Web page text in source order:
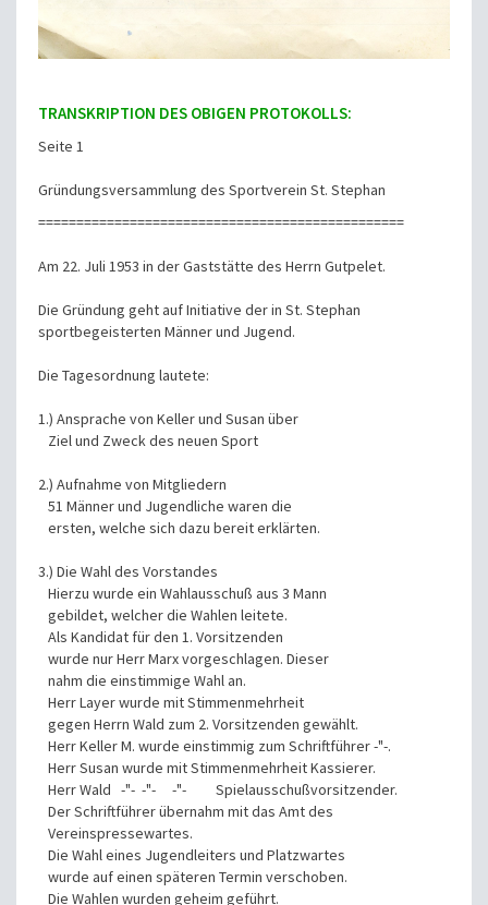
TRANSKRIPTION DES OBIGEN PROTOKOLLS:
Seite 1
Gründungsversammlung des Sportverein St. Stephan
================================================
Am 22. Juli 1953 in der Gaststätte des Herrn Gutpelet.
Die Gründung geht auf Initiative der in St. Stephan
sportbegeisterten Männer und Jugend.
Die Tagesordnung lautete:
1.) Ansprache von Keller und Susan über
Ziel und Zweck des neuen Sport
2.) Aufnahme von Mitgliedern
51 Männer und Jugendliche waren die
ersten, welche sich dazu bereit erklärten.
3.) Die Wahl des Vorstandes
Hierzu wurde ein Wahlausschuß aus 3 Mann
gebildet, welcher die Wahlen leitete.
Als Kandidat für den 1. Vorsitzenden
wurde nur Herr Marx vorgeschlagen. Dieser
nahm die einstimmige Wahl an.
Herr Layer wurde mit Stimmenmehrheit
gegen Herrn Wald zum 2. Vorsitzenden gewählt.
Herr Keller M. wurde einstimmig zum Schriftführer -"-.
Herr Susan wurde mit Stimmenmehrheit Kassierer.
Herr Wald -"- -"- -"- Spielausschußvorsitzender.
Der Schriftführer übernahm mit das Amt des
Vereinspressewartes.
Die Wahl eines Jugendleiters und Platzwartes
wurde auf einen späteren Termin verschoben.
Die Wahlen wurden geheim geführt.